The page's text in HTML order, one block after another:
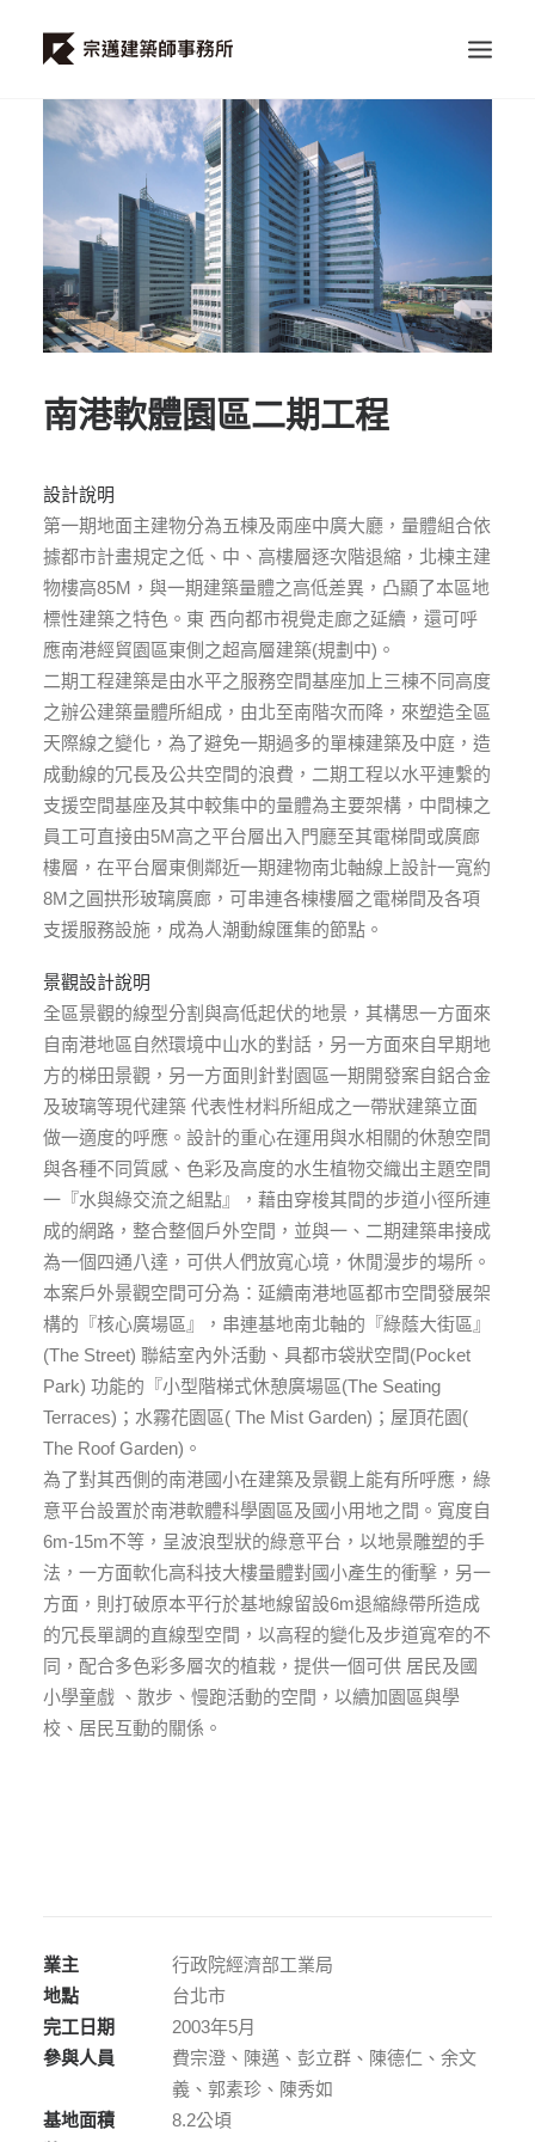
所有專案
最新資訊
聯絡我們
南港軟體園區二期工程
設計說明
第一期地面主建物分為五棟及兩座中廣大廳，量體組合依
據都市計畫規定之低、中、高樓層逐次階退縮，北棟主建
物樓高85M，與一期建築量體之高低差異，凸顯了本區地
標性建築之特色。東 西向都市視覺走廊之延續，還可呼
應南港經貿園區東側之超高層建築(規劃中)。
二期工程建築是由水平之服務空間基座加上三棟不同高度
之辦公建築量體所組成，由北至南階次而降，來塑造全區
天際線之變化，為了避免一期過多的單棟建築及中庭，造
成動線的冗長及公共空間的浪費，二期工程以水平連繫的
支援空間基座及其中較集中的量體為主要架構，中間棟之
員工可直接由5M高之平台層出入門廳至其電梯間或廣廊
樓層，在平台層東側鄰近一期建物南北軸線上設計一寬約
8M之圓拱形玻璃廣廊，可串連各棟樓層之電梯間及各項
支援服務設施，成為人潮動線匯集的節點。
景觀設計說明
全區景觀的線型分割與高低起伏的地景，其構思一方面來
自南港地區自然環境中山水的對話，另一方面來自早期地
方的梯田景觀，另一方面則針對園區一期開發案自鋁合金
及玻璃等現代建築 代表性材料所組成之一帶狀建築立面
做一適度的呼應。設計的重心在運用與水相關的休憩空間
與各種不同質感、色彩及高度的水生植物交織出主題空間
一『水與綠交流之組點』，藉由穿梭其間的步道小徑所連
成的網路，整合整個戶外空間，並與一、二期建築串接成
為一個四通八達，可供人們放寬心境，休閒漫步的場所。
本案戶外景觀空間可分為：延續南港地區都市空間發展架
構的『核心廣場區』，串連基地南北軸的『綠蔭大街區』
(The Street) 聯結室內外活動、具都市袋狀空間(Pocket
Park) 功能的『小型階梯式休憩廣場區(The Seating
Terraces)；水霧花園區( The Mist Garden)；屋頂花園(
The Roof Garden)。
為了對其西側的南港國小在建築及景觀上能有所呼應，綠
意平台設置於南港軟體科學園區及國小用地之間。寬度自
6m-15m不等，呈波浪型狀的綠意平台，以地景雕塑的手
法，一方面軟化高科技大樓量體對國小產生的衝擊，另一
方面，則打破原本平行於基地線留設6m退縮綠帶所造成
的冗長單調的直線型空間，以高程的變化及步道寬窄的不
同，配合多色彩多層次的植栽，提供一個可供 居民及國
小學童戲 、散步、慢跑活動的空間，以續加園區與學
校、居民互動的關係。
業主
行政院經濟部工業局
地點
台北市
完工日期
2003年5月
參與人員
費宗澄、陳邁、彭立群、陳德仁、余文
義、郭素珍、陳秀如
基地面積
8.2公頃